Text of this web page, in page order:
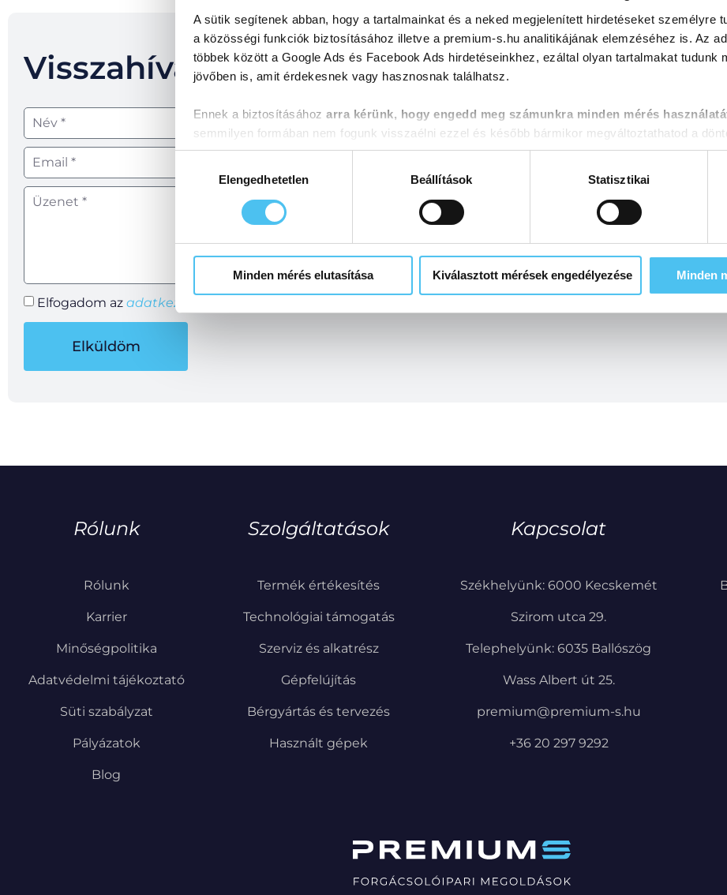
A sütik segítenek abban, hogy a tartalmainkat és a neked megjelenített hirdetéseket személyre
a közösségi funkciók biztosításához illetve a premium-s.hu analitikájának elemzéséhez is. Az
többek között a Google Ads és Facebook Ads hirdetéseinkhez, ezáltal olyan tartalmakat tudunk
jövőben is, amit érdekesnek vagy hasznosnak találhatsz.
Ennek a biztosításához arra kérünk, hogy engedd meg számunkra minden mérés
semmilyen formában nem fogunk visszaélni ezzel és később bármikor megváltoztathatod a
Előre is köszönjük!
kiválasztásaElengedhetetlen Beállítások Statisztikai
Minden mérés elutasítása Kiválasztott mérések engedélyezése Minden
Visszahívást kérek!
Elfogadom az adatkezelési szabályzatot.
Elküldöm
Rólunk
Rólunk
Karrier
Minőségpolitika
Adatvédelmi tájékoztató
Süti szabályzat
Pályázatok
Blog
Szolgáltatások
Termék értékesítés
Technológiai támogatás
Szerviz és alkatrész
Gépfelújítás
Bérgyártás és tervezés
Használt gépek
Kapcsolat
Székhelyünk: 6000 Kecskemét
Szirom utca 29.
Telephelyünk: 6035 Ballószög
Wass Albert út 25.
premium@premium-s.hu
+36 20 297 9292